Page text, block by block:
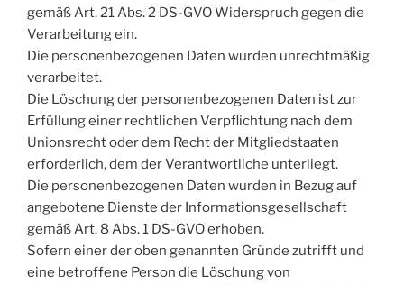
gemäß Art. 21 Abs. 2 DS-GVO Widerspruch gegen die
Verarbeitung ein.
Die personenbezogenen Daten wurden unrechtmäßig
verarbeitet.
Die Löschung der personenbezogenen Daten ist zur
Erfüllung einer rechtlichen Verpflichtung nach dem
Unionsrecht oder dem Recht der Mitgliedstaaten
erforderlich, dem der Verantwortliche unterliegt.
Die personenbezogenen Daten wurden in Bezug auf
angebotene Dienste der Informationsgesellschaft
gemäß Art. 8 Abs. 1 DS-GVO erhoben.
Sofern einer der oben genannten Gründe zutrifft und
eine betroffene Person die Löschung von